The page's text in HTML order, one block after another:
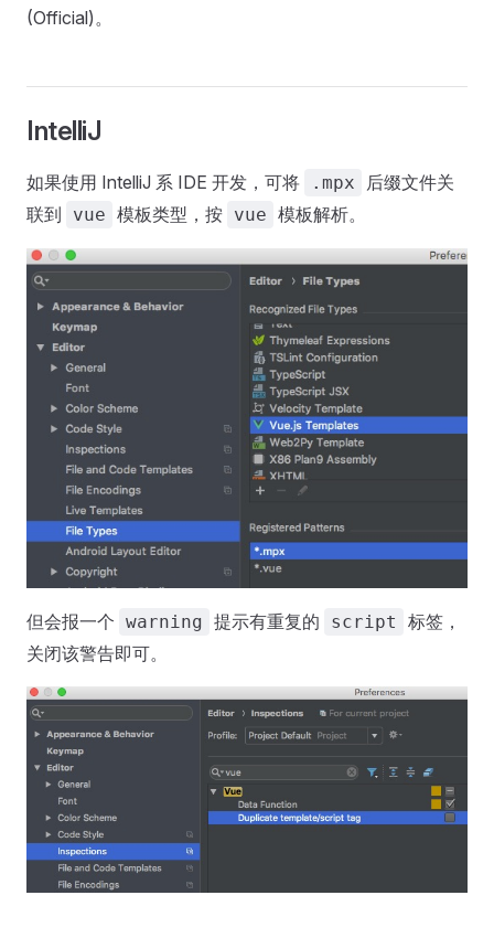
(Official)。
IntelliJ
如果使用 IntelliJ 系 IDE 开发，可将 .mpx
后缀文件关
联到
vue 模板类型，按 vue 模板解析。
但会报一个 warning 提示有重复的 script
标签，
关闭该警告即可。